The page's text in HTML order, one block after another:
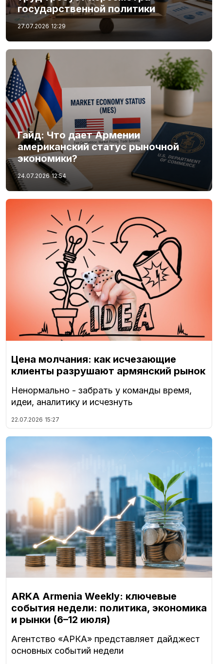
государственной политики
27.07.2026 12:29
Гайд: Что дает Армении
американский статус рыночной
экономики?
24.07.2026 12:54
Цена молчания: как исчезающие
клиенты разрушают армянский рынок
Ненормально - забрать у команды время,
идеи, аналитику и исчезнуть
22.07.2026 15:27
ARKA Armenia Weekly: ключевые
события недели: политика, экономика
и рынки (6–12 июля)
Агентство «АРКА» представляет дайджест
основных событий недели